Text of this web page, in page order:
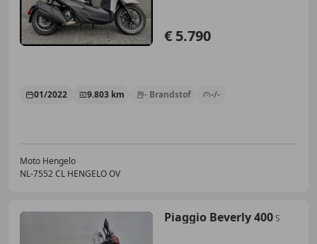
€ 5.790
01/2022 9.803 km - Brandstof -/-
Moto Hengelo
NL-7552 CL HENGELO OV
Piaggio Beverly 400S